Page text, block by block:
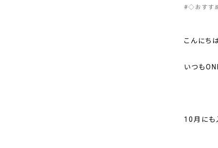
#◇おすす
こんにち
いつも
10月にも